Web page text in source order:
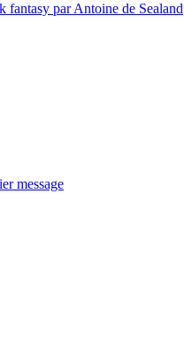
fantasy par Antoine de Sealand
message